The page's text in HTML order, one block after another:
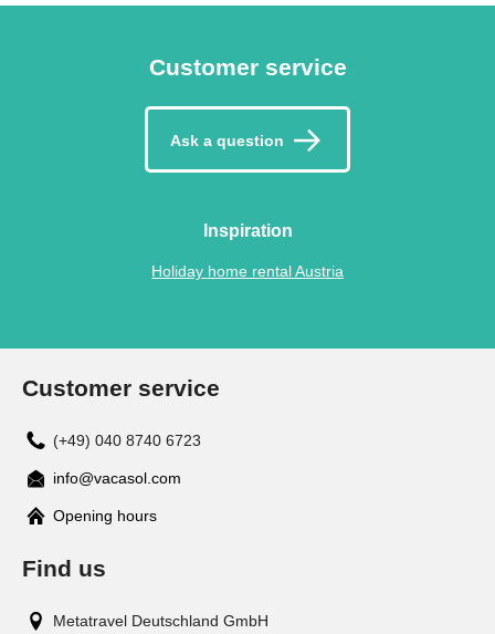
Customer service
Ask a question
Inspiration
Holiday home rental Austria
Customer service
(+49) 040 8740 6723
info@vacasol.com
Opening hours
Find us
Metatravel Deutschland GmbH